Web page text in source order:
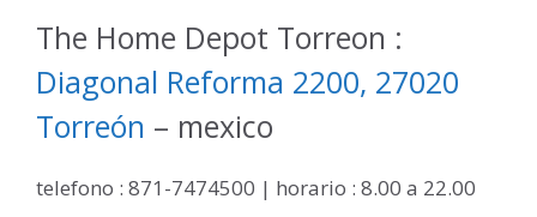
The Home Depot Torreon :
Diagonal Reforma 2200, 27020
Torreón – mexico
telefono : 871-7474500 | horario : 8.00 a 22.00